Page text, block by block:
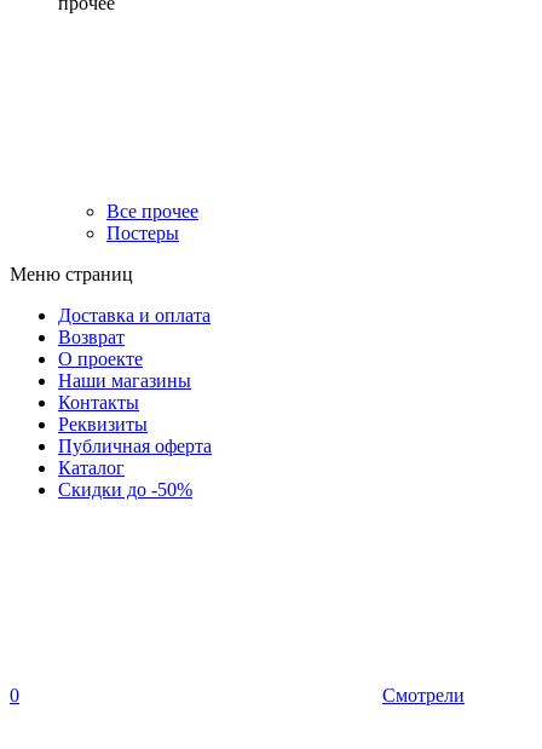
Все прочее
Постеры
Меню страниц
Доставка и оплата
Возврат
О проекте
Наши магазины
Контакты
Реквизиты
Публичная оферта
Каталог
Скидки до -50%
0 Смотрели